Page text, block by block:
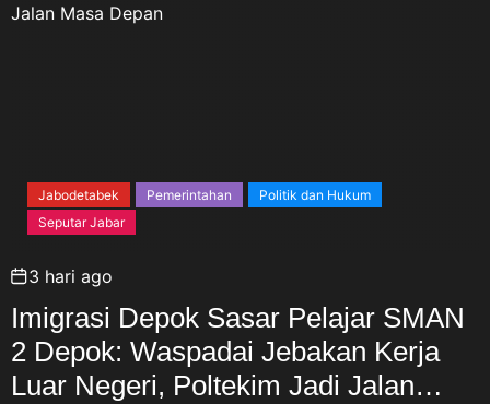
Jabodetabek Pemerintahan
Politik dan Hukum
Seputar Jabar
3 hari ago
Imigrasi Depok Sasar Pelajar SMAN
2 Depok: Waspadai Jebakan Kerja
Luar Negeri, Poltekim Jadi Jalan